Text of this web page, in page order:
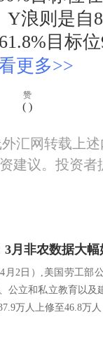
浪则是自
目标
更多>>
赞
( )
汇网转载上
建议。投资
月2日）,美国劳工部
公立和私立教育以及
万人上修至46.8万